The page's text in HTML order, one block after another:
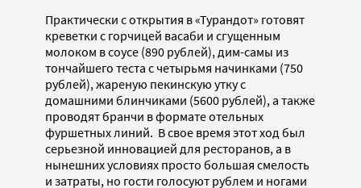
Практически с открытия в «Турандот» готовят
креветки с горчицей васаби и сгущенным
молоком в соусе (890 рублей), дим-самы из
тончайшего теста с четырьмя начинками (750
рублей), жареную пекинскую утку с
домашними блинчиками (5600 рублей), а также
проводят бранчи в формате отельных
фуршетных линий. В свое время этот ход был
серьезной инновацией для ресторанов, а в
нынешних условиях просто большая смелость
и затраты, но гости голосуют рублем и ногами